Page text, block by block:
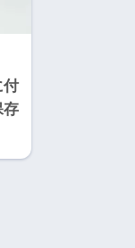
付
存